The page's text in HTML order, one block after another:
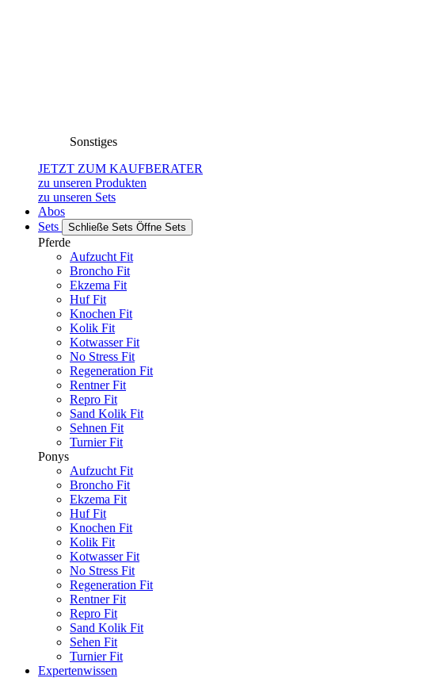
Sonstiges
JETZT ZUM KAUFBERATER
zu unseren Produkten
zu unseren Sets
Abos
Sets
Schließe Sets Öffne Sets
Pferde
Aufzucht Fit
Broncho Fit
Ekzema Fit
Huf Fit
Knochen Fit
Kolik Fit
Kotwasser Fit
No Stress Fit
Regeneration Fit
Rentner Fit
Repro Fit
Sand Kolik Fit
Sehnen Fit
Turnier Fit
Ponys
Aufzucht Fit
Broncho Fit
Ekzema Fit
Huf Fit
Knochen Fit
Kolik Fit
Kotwasser Fit
No Stress Fit
Regeneration Fit
Rentner Fit
Repro Fit
Sand Kolik Fit
Sehen Fit
Turnier Fit
Expertenwissen